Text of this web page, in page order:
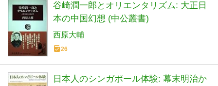
谷崎潤一郎とオリエンタリズム: 大正日
本の中国幻想 (中公叢書)
西原大輔
26
日本人のシンガポール体験: 幕末明治か